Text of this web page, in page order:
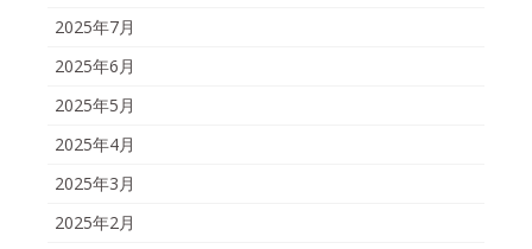
2025年7月
2025年6月
2025年5月
2025年4月
2025年3月
2025年2月